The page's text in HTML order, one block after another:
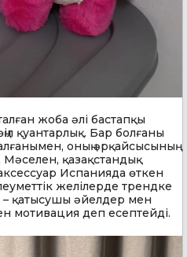
жоба әлі бастапқы
қуантарлық. Бар болғаны
оның әрқайсысының
қазақстандық
Испанияда өткен
желілерде трендке
– қатысушы әйелдер мен
мотивация деп есептейді.